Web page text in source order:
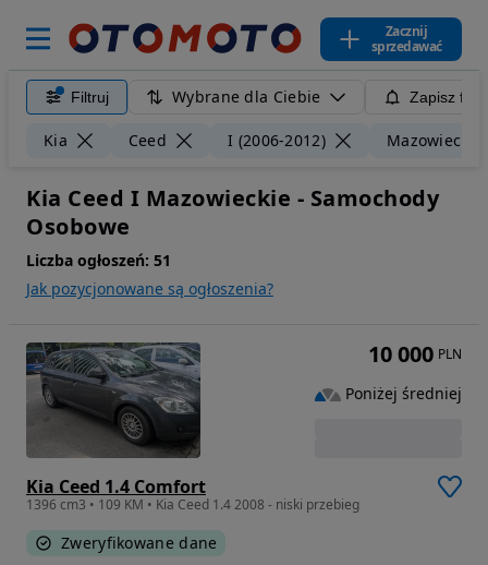
Zacznij
sprzedawać
Filtruj Wybrane dla Ciebie Zapisz
Kia Ceed I (2006-2012) Mazowieckie
Kia Ceed I Mazowieckie - Samochody
Osobowe
Liczba ogłoszeń: 51
Jak pozycjonowane są ogłoszenia?
Kia Ceed 1.4 Comfort
1396 cm3 • 109 KM • Kia Ceed 1.4 2008 - niski przebieg
Zweryfikowane dane
10 000 PLN
Poniżej średniej